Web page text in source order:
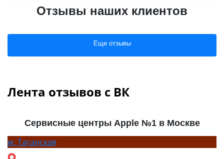
Отзывы наших клиентов
Еще отзывы
Лента отзывов с ВК
Сервисные центры Apple №1 в Москве
м. Таганская